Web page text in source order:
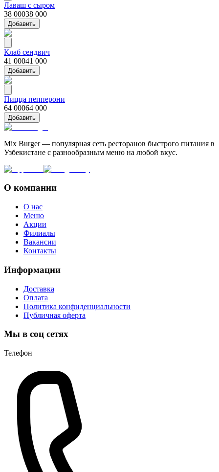
Лаваш с сыром
38 00038 000
Добавить
Клаб сендвич
41 00041 000
Добавить
Пицца пепперони
64 00064 000
Добавить
Mix Burger — популярная сеть ресторанов быстрого питания в
Узбекистане с разнообразным меню на любой вкус.
О компании
О нас
Меню
Акции
Филиалы
Вакансии
Контакты
Информации
Доставка
Оплата
Политика конфиденциальности
Публичная оферта
Мы в соц сетях
Телефон